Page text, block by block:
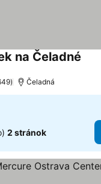
na Čeladné
Čeladná
2 stránok